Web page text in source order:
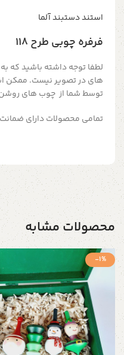
استند دستبند آلما
فرفره چوبی طرح ۱۱۸
لطفا توجه داشته باشید که
های در تصویر نیست. ممکن
توسط شما از چوب های
تمامی محصولات دارای ضمانت ۱ ساله میباشد
محصولات مشابه
-1%